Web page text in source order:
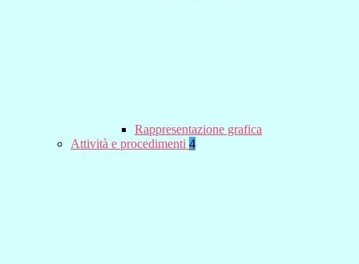
Rappresentazione grafica
Attività e procedimenti 4